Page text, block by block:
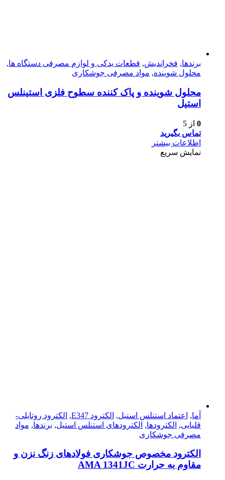
برندها, فخراندیش, قطعات یدکی و لوازم مصرفی دستگاه ها,
محلول شوینده, مواد مصرفی جوشکاری
محلول شوینده و پاک کننده سطوح فلزی استینلس
استیل
0 از 5
تماس بگیرید
اطلاعات بیشتر
نمایش سریع
آما, اعتماد استنلس استیل, الکترود E347 , الکترود روتایلی-
قلیایی, الکترودها, الکترودهای استنلس استیل, برندها, مواد
مصرفی جوشکاری
الکترود مخصوص جوشکاری فولادهای زنگ نزن و
مقاوم به حرارت AMA 1341JC